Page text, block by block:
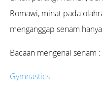
Romawi, minat pada
menganggap senam
Bacaan mengenai senam :
Gymnastics